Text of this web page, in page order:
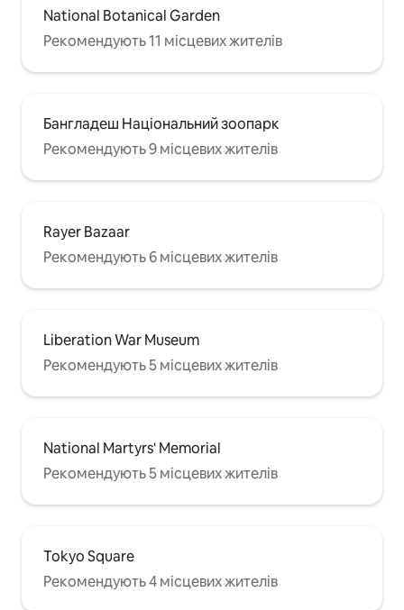
National Botanical Garden
Рекомендують 11 місцевих жителів
Бангладеш Національний зоопарк
Рекомендують 9 місцевих жителів
Rayer Bazaar
Рекомендують 6 місцевих жителів
Liberation War Museum
Рекомендують 5 місцевих жителів
National Martyrs' Memorial
Рекомендують 5 місцевих жителів
Tokyo Square
Рекомендують 4 місцевих жителів